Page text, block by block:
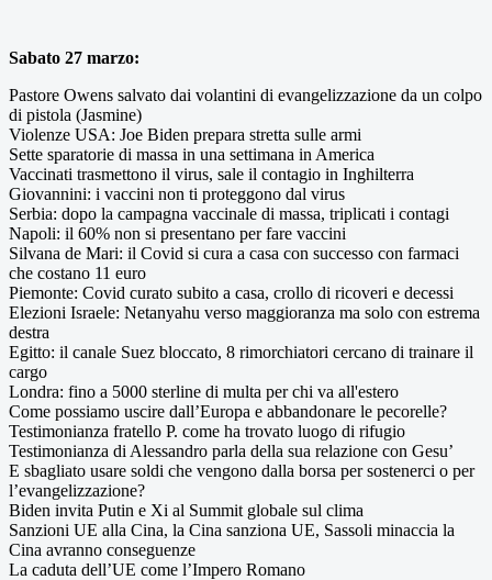
Sabato 27 marzo:
Pastore Owens salvato dai volantini di evangelizzazione da un colpo
di pistola (Jasmine)
Violenze USA: Joe Biden prepara stretta sulle armi
Sette sparatorie di massa in una settimana in America
Vaccinati trasmettono il virus, sale il contagio in Inghilterra
Giovannini: i vaccini non ti proteggono dal virus
Serbia: dopo la campagna vaccinale di massa, triplicati i contagi
Napoli: il 60% non si presentano per fare vaccini
Silvana de Mari: il Covid si cura a casa con successo con farmaci
che costano 11 euro
Piemonte: Covid curato subito a casa, crollo di ricoveri e decessi
Elezioni Israele: Netanyahu verso maggioranza ma solo con estrema
destra
Egitto: il canale Suez bloccato, ​8 rimorchiatori cercano di trainare il
cargo
Londra: fino a 5000 sterline di multa per chi va all'estero
Come possiamo uscire dall’Europa e abbandonare le pecorelle?
Testimonianza fratello P. come ha trovato luogo di rifugio
Testimonianza di Alessandro parla della sua relazione con Gesu’
E sbagliato usare soldi che vengono dalla borsa per sostenerci o per
l’evangelizzazione?
Biden invita Putin e Xi al Summit globale sul clima
Sanzioni UE alla Cina, la Cina sanziona UE, Sassoli minaccia la
Cina avranno conseguenze
La caduta dell’UE come l’Impero Romano